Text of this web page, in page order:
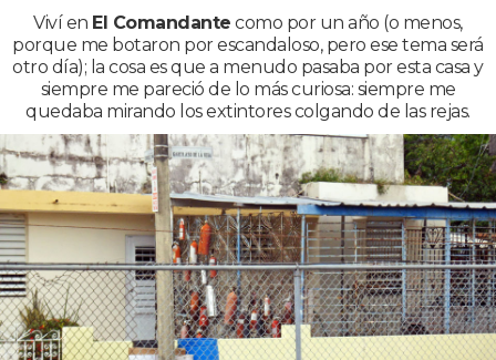
Viví en El Comandante como por un año (o menos,
porque me botaron por escandaloso, pero ese tema será
otro día); la cosa es que a menudo pasaba por esta casa y
siempre me pareció de lo más curiosa: siempre me
quedaba mirando los extintores colgando de las rejas.